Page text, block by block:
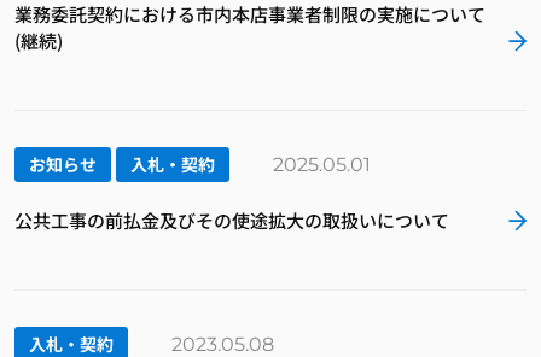
業務委託契約における市内本店事業者制限の実施について
(継続)
お知らせ 入札・契約 2025.05.01
公共工事の前払金及びその使途拡大の取扱いについて
入札・契約 2023.05.08